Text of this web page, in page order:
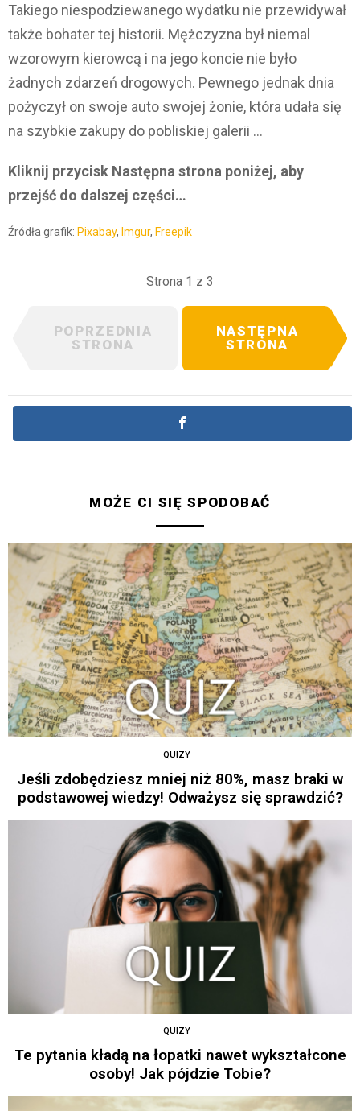
Takiego niespodziewanego wydatku nie przewidywał
także bohater tej historii. Mężczyzna był niemal
wzorowym kierowcą i na jego koncie nie było
żadnych zdarzeń drogowych. Pewnego jednak dnia
pożyczył on swoje auto swojej żonie, która udała się
na szybkie zakupy do pobliskiej galerii …
Kliknij przycisk Następna strona poniżej, aby
przejść do dalszej części…
Źródła grafik: Pixabay, Imgur, Freepik
Strona 1 z 3
POPRZEDNIA
STRONA
NASTĘPNA
STRONA
MOŻE CI SIĘ SPODOBAĆ
QUIZY
Jeśli zdobędziesz mniej niż 80%, masz braki w
podstawowej wiedzy! Odważysz się sprawdzić?
QUIZY
Te pytania kładą na łopatki nawet wykształcone
osoby! Jak pójdzie Tobie?